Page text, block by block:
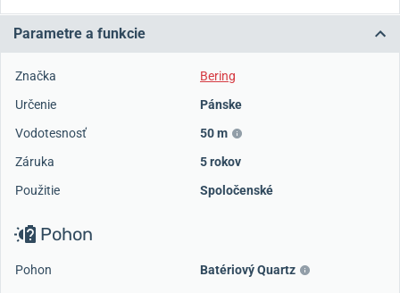
Parametre a funkcie
Značka
Bering
Určenie
Pánske
Vodotesnosť
50 m
Záruka
5 rokov
Použitie
Spoločenské
Pohon
Pohon
Batériový Quartz